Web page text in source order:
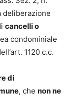
deliberazione
cancelli o
condominiale
1120 c.c.
di
, che non ne